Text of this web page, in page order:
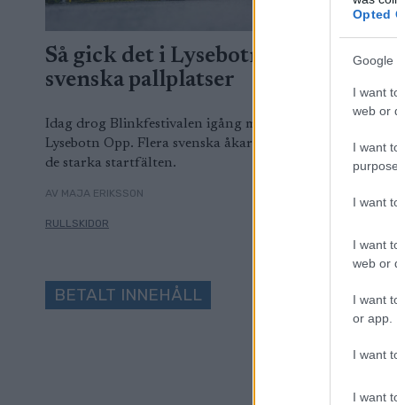
Opted
Google
I want
web or
I want
I want
I want
web or
I want
or app.
I want
I want
Så gick det i Lysebotn Opp – flera
svenska pallplatser
Idag drog Blinkfestivalen igång med den brutala
Lysebotn Opp. Flera svenska åkare stod för starka
de starka startfälten.
AV MAJA ERIKSSON
RULLSKIDOR
BETALT INNEHÅLL